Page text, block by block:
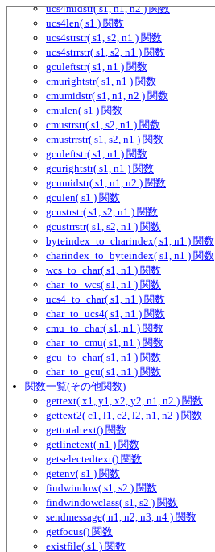
ucs4midstr( s1, n1, n2 ) 関数
ucs4len( s1 ) 関数
ucs4strstr( s1, s2, n1 ) 関数
ucs4strrstr( s1, s2, n1 ) 関数
gculeftstr( s1, n1 ) 関数
cmurightstr( s1, n1 ) 関数
cmumidstr( s1, n1, n2 ) 関数
cmulen( s1 ) 関数
cmustrstr( s1, s2, n1 ) 関数
cmustrrstr( s1, s2, n1 ) 関数
gculeftstr( s1, n1 ) 関数
gcurightstr( s1, n1 ) 関数
gcumidstr( s1, n1, n2 ) 関数
gculen( s1 ) 関数
gcustrstr( s1, s2, n1 ) 関数
gcustrrstr( s1, s2, n1 ) 関数
byteindex_to_charindex( s1, n1 ) 関数
charindex_to_byteindex( s1, n1 ) 関数
wcs_to_char( s1, n1 ) 関数
char_to_wcs( s1, n1 ) 関数
ucs4_to_char( s1, n1 ) 関数
char_to_ucs4( s1, n1 ) 関数
cmu_to_char( s1, n1 ) 関数
char_to_cmu( s1, n1 ) 関数
gcu_to_char( s1, n1 ) 関数
char_to_gcu( s1, n1 ) 関数
関数一覧(その他関数)
gettext( x1, y1, x2, y2, n1, n2 ) 関数
gettext2( c1, l1, c2, l2, n1, n2 ) 関数
gettotaltext() 関数
getlinetext( n1 ) 関数
getselectedtext() 関数
getenv( s1 ) 関数
findwindow( s1, s2 ) 関数
findwindowclass( s1, s2 ) 関数
sendmessage( n1, n2, n3, n4 ) 関数
getfocus() 関数
existfile( s1 ) 関数